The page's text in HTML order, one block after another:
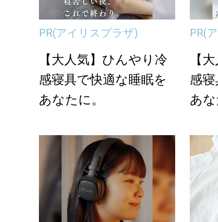
PR(アイリスプラザ)
【大人気】ひんやり冷
感寝具で快適な睡眠を
あなたに。
PR(
【
感
あ